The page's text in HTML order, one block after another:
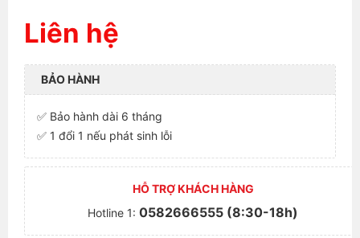
Liên hệ
BẢO HÀNH
✅ Bảo hành dài 6 tháng
✅ 1 đổi 1 nếu phát sinh lỗi
HỖ TRỢ KHÁCH HÀNG
Hotline 1: 0582666555 (8:30-18h)